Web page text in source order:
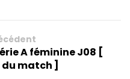
A féminine J08 [
match ]